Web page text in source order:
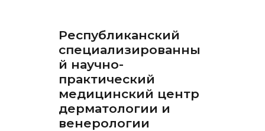
Республиканский
специализированны
й научно-
практический
медицинский центр
дерматологии и
венерологии